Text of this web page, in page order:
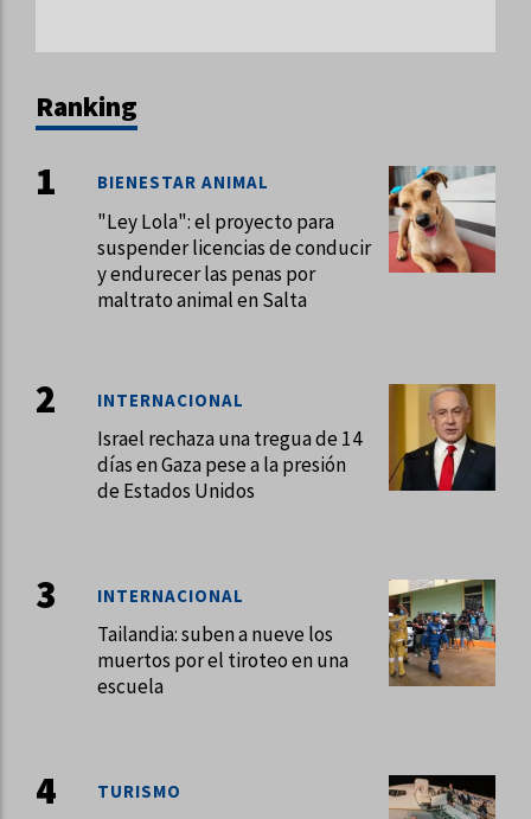
Ranking
"Ley Lola": el proyecto para
suspender licencias de conducir
y endurecer las penas por
maltrato animal en Salta
BIENESTAR ANIMAL
Israel rechaza una tregua de 14
días en Gaza pese a la presión
de Estados Unidos
INTERNACIONAL
Tailandia: suben a nueve los
muertos por el tiroteo en una
escuela
INTERNACIONAL
TURISMO